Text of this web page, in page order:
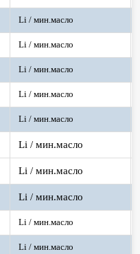
Li / мин.масло
Li / мин.масло
Li / мин.масло
Li / мин.масло
Li / мин.масло
Li / мин.масло
Li / мин.масло
Li / мин.масло
Li / мин.масло
Li / мин.масло